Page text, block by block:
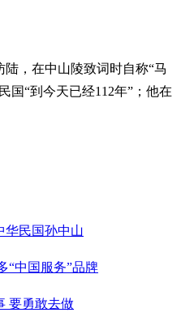
，在中山陵致词时自称“马
国“到今天已经112年”；他在
华民国孙中山
“中国服务”品牌
要勇敢去做